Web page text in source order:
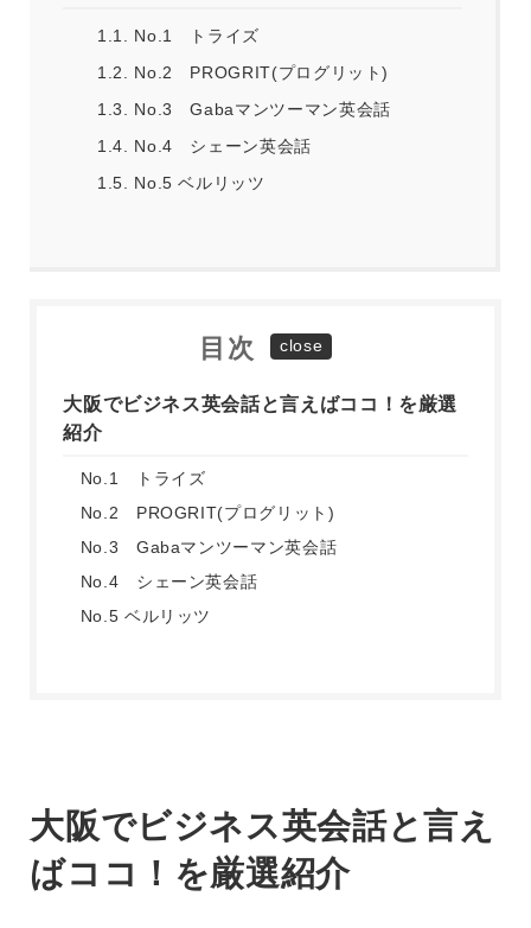
1.1. No.1 トライズ
1.2. No.2 PROGRIT(プログリット)
1.3. No.3 Gabaマンツーマン英会話
1.4. No.4 シェーン英会話
1.5. No.5 ベルリッツ
目次
大阪でビジネス英会話と言えばココ！を厳選
紹介
No.1 トライズ
No.2 PROGRIT(プログリット)
No.3 Gabaマンツーマン英会話
No.4 シェーン英会話
No.5 ベルリッツ
大阪でビジネス英会話と言え
ばココ！を厳選紹介